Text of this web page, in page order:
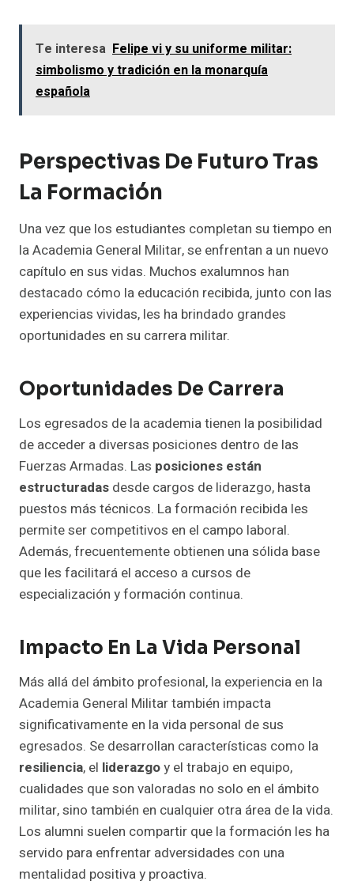
Te interesa Felipe vi y su uniforme militar:
simbolismo y tradición en la monarquía
española
Perspectivas De Futuro Tras
La Formación
Una vez que los estudiantes completan su tiempo en
la Academia General Militar, se enfrentan a un nuevo
capítulo en sus vidas. Muchos exalumnos han
destacado cómo la educación recibida, junto con las
experiencias vividas, les ha brindado grandes
oportunidades en su carrera militar.
Oportunidades De Carrera
Los egresados de la academia tienen la posibilidad
de acceder a diversas posiciones dentro de las
Fuerzas Armadas. Las posiciones están
estructuradas desde cargos de liderazgo, hasta
puestos más técnicos. La formación recibida les
permite ser competitivos en el campo laboral.
Además, frecuentemente obtienen una sólida base
que les facilitará el acceso a cursos de
especialización y formación continua.
Impacto En La Vida Personal
Más allá del ámbito profesional, la experiencia en la
Academia General Militar también impacta
significativamente en la vida personal de sus
egresados. Se desarrollan características como la
resiliencia, el liderazgoy el trabajo en equipo,
cualidades que son valoradas no solo en el ámbito
militar, sino también en cualquier otra área de la vida.
Los alumni suelen compartir que la formación les ha
servido para enfrentar adversidades con una
mentalidad positiva y proactiva.